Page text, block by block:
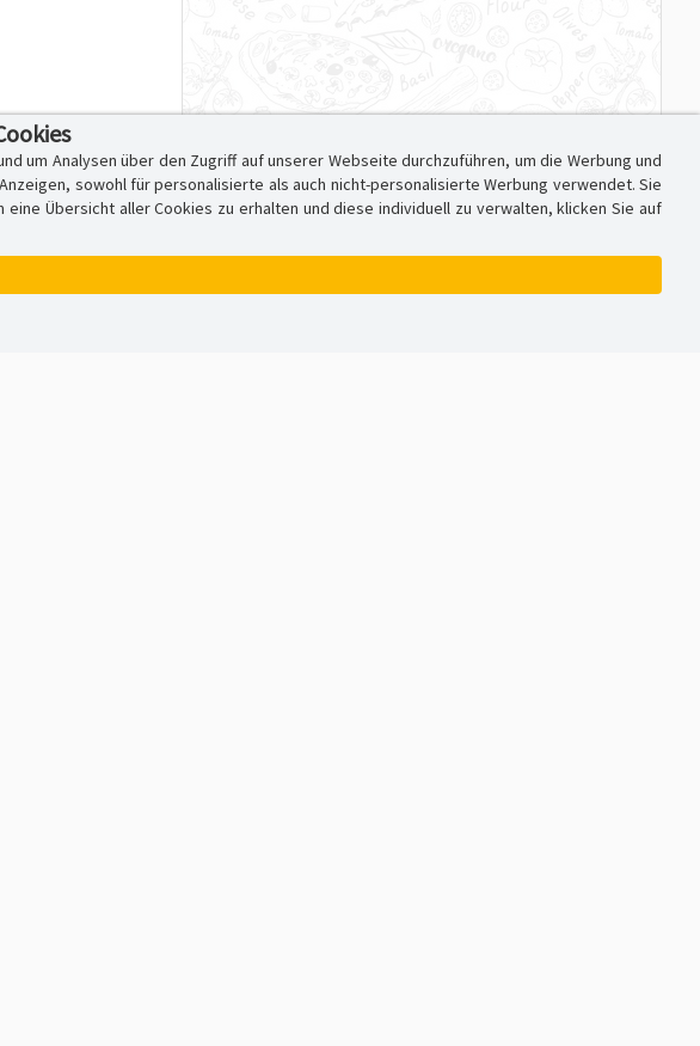
um Analysen über den Zugriff auf unserer Webseite durchzuführen, um die Werbung und
sowohl für personalisierte als auch nicht-personalisierte Werbung verwendet. Sie
Übersicht aller Cookies zu erhalten und diese individuell zu verwalten, klicken Sie auf